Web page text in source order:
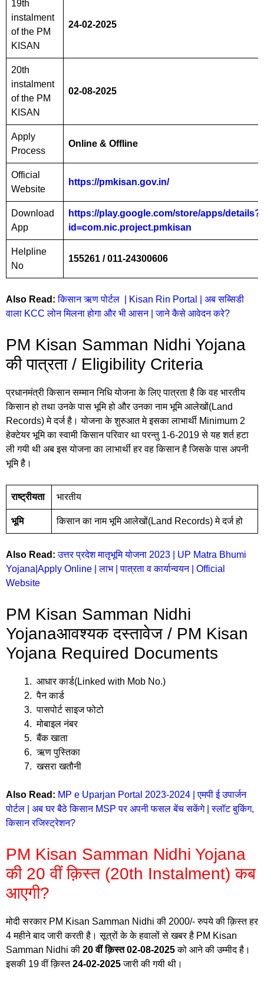
19th
instalment
of the PM
KISAN
24-02-2025
20th
instalment
of the PM
KISAN
02-08-2025
Apply
Process
Online & Offline
Official
Website
https://pmkisan.gov.in/
Download
App
https://play.google.com/store/apps/details?
id=com.nic.project.pmkisan
Helpline
No
155261 / 011-24300606
Also Read: किसान ऋण पोर्टल | Kisan Rin Portal | अब सब्सिडी
वाला KCC लोन मिलना होगा और भी आसन | जाने कैसे आवेदन करे?
PM Kisan Samman Nidhi Yojana
की पात्रता / Eligibility Criteria
प्रधानमंत्री किसान सम्मान निधि योजना के लिए पात्रता है कि वह भारतीय
किसान हो तथा उनके पास भूमि हो और उनका नाम भूमि आलेखों(Land
Records) मे दर्ज है। योजना के शुरुआत मे इसका लाभार्थी Minimum 2
हेक्टेयर भूमि का स्वामी किसान परिवार था परन्तु 1-6-2019 से यह शर्त हटा
ली गयी थी अब इस योजना का लाभार्थी हर वह किसान है जिसके पास अपनी
भूमि है।
राष्ट्रीयता भारतीय
भूमि किसान का नाम भूमि आलेखों(Land Records) मे दर्ज हो
Also Read: उत्तर प्रदेश मातृभूमि योजना 2023 | UP Matra Bhumi
Yojana|Apply Online | लाभ | पात्रता व कार्यान्वयन | Official
Website
PM Kisan Samman Nidhi
Yojanaआवश्यक दस्तावेज / PM Kisan
Yojana Required Documents
आधार कार्ड(Linked with Mob No.)
पैन कार्ड
पासपोर्ट साइज फोटो
मोबाइल नंबर
बैंक खाता
ऋण पुस्तिका
खसरा खतौनी
Also Read: MP e Uparjan Portal 2023-2024 | एमपी ई उपार्जन
पोर्टल | अब घर बैठे किसान MSP पर अपनी फसल बेंच सकेंगे | स्लॉट बुकिंग,
किसान रजिस्ट्रेशन?
PM Kisan Samman Nidhi Yojana
की 20 वीं क़िस्त (20th Instalment) कब
आएगी?
मोदी सरकार PM Kisan Samman Nidhi की 2000/- रुपये की क़िस्त हर
4 महीने बाद जारी करती है। सूत्रों के के हवालों से खबर है PM Kisan
Samman Nidhi की 20 वीं क़िस्त 02-08-2025को आने की उम्मीद है।
इसकी 19 वीं क़िस्त24-02-2025जारी की गयी थी।